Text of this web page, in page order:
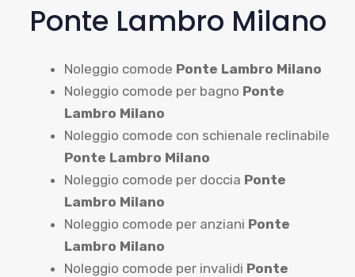
Ponte Lambro Milano
Noleggio comode Ponte Lambro Milano
Noleggio comode per bagno Ponte
Lambro Milano
Noleggio comode con schienale reclinabile
Ponte Lambro Milano
Noleggio comode per doccia Ponte
Lambro Milano
Noleggio comode per anziani Ponte
Lambro Milano
Noleggio comode per invalidi Ponte